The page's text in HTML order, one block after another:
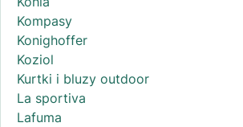
Kompasy
Konighoffer
Koziol
Kurtki i bluzy outdoor
La sportiva
Lafuma